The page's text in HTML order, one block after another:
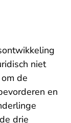
niet
de
en
drie